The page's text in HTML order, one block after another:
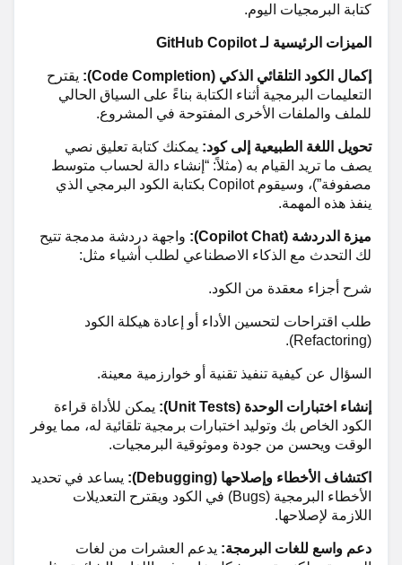
كتابة البرمجيات اليوم.
الميزات الرئيسية لـ GitHub Copilot
إكمال الكود التلقائي الذكي (Code Completion):
يقترح
التعليمات البرمجية أثناء الكتابة بناءً على السياق الحالي
للملف والملفات الأخرى المفتوحة في المشروع.
تحويل اللغة الطبيعية إلى كود: يمكنك كتابة تعليق نصي
يصف ما تريد القيام به (مثلاً: “إنشاء دالة لحساب متوسط
مصفوفة”)، وسيقوم Copilot بكتابة الكود البرمجي الذي
ينفذ هذه المهمة.
ميزة الدردشة (Copilot Chat):
واجهة دردشة مدمجة تتيح
لك التحدث مع الذكاء الاصطناعي لطلب أشياء مثل:
شرح أجزاء معقدة من الكود.
طلب اقتراحات لتحسين الأداء أو إعادة هيكلة الكود
(Refactoring).
السؤال عن كيفية تنفيذ تقنية أو خوارزمية معينة.
إنشاء اختبارات الوحدة (Unit Tests):
يمكن للأداة قراءة
الكود الخاص بك وتوليد اختبارات برمجية تلقائية له، مما يوفر
الوقت ويحسن من جودة وموثوقية البرمجيات.
اكتشاف الأخطاء وإصلاحها (Debugging):
يساعد في تحديد
الأخطاء البرمجية (Bugs) في الكود ويقترح التعديلات
اللازمة لإصلاحها.
دعم واسع للغات البرمجة: يدعم العشرات من لغات